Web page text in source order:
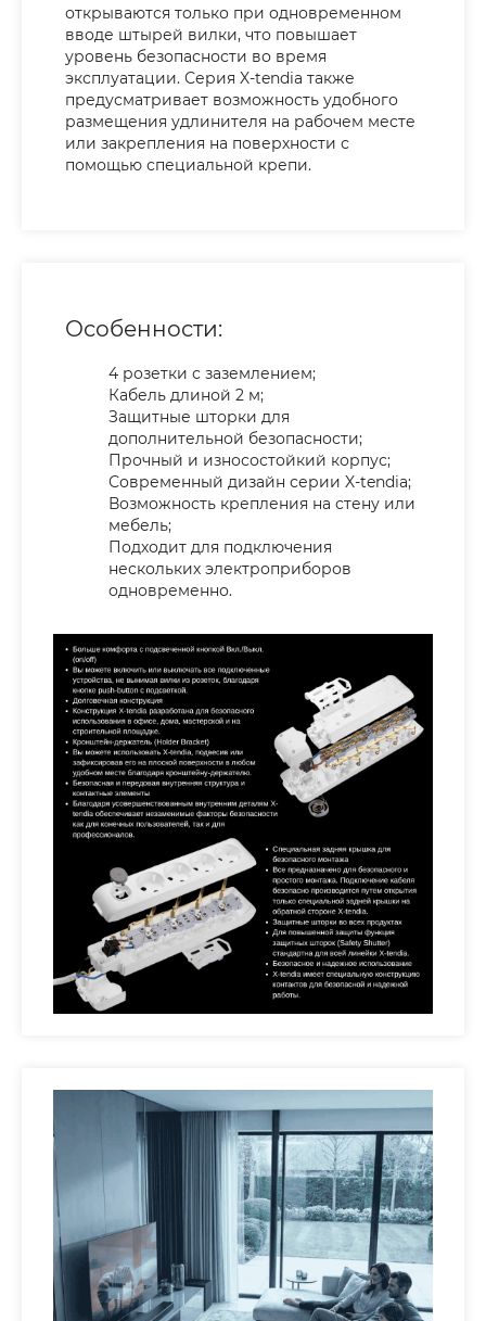
открываются только при одновременном
вводе штырей вилки, что повышает
уровень безопасности во время
эксплуатации. Серия X-tendia также
предусматривает возможность удобного
размещения удлинителя на рабочем месте
или закрепления на поверхности с
помощью специальной крепи.
Особенности:
4 розетки с заземлением;
Кабель длиной 2 м;
Защитные шторки для
дополнительной безопасности;
Прочный и износостойкий корпус;
Современный дизайн серии X-tendia;
Возможность крепления на стену или
мебель;
Подходит для подключения
нескольких электроприборов
одновременно.